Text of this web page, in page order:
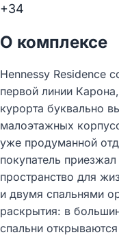
+34
О комплексе
Hennessy Residence
первой линии
курорта буквально
малоэтажных
уже продуманной
покупатель
пространство для
и двумя спальнями
раскрытия: в
спальни